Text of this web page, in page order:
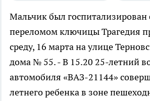
Мальчик был
переломом ключицыТрагедия
среду, 16 марта на улице
дома № 55. - В 15.20 25-летний
автомобиля «ВАЗ-21144»
летнего ребенка в зоне